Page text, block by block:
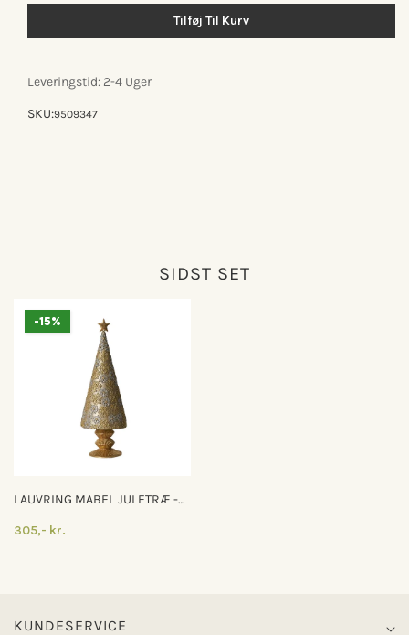
juletræ
juletræ
Tilføj Til Kurv
Leveringstid: 2-4 Uger
SKU:9509347
SIDST SET
-15%
LAUVRING MABEL JULETRÆ -
305,- kr.
KUNDESERVICE